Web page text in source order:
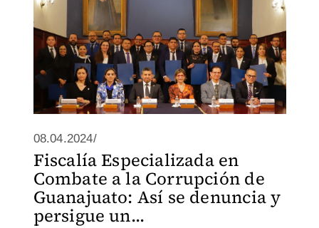
08.04.2024/
Fiscalía Especializada en
Combate a la Corrupción de
Guanajuato: Así se denuncia y
persigue un...